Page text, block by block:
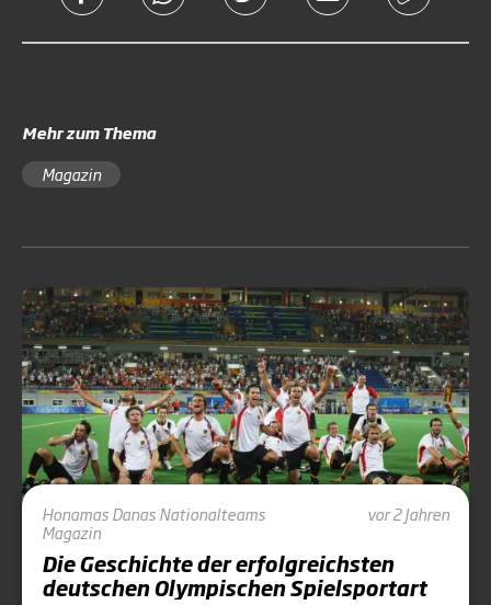
Mehr zum Thema
Magazin
HonamasDanasNationalteams
Magazin
vor 2 Jahren
Die Geschichte der erfolgreichsten
deutschen Olympischen Spielsportart